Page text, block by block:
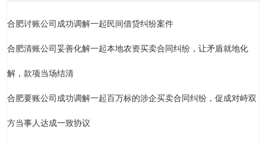
合肥讨账公司成功调解一起民间借贷纠纷案件
合肥清账公司妥善化解一起本地农资买卖合同纠纷，让矛盾就地化
解，款项当场结清
合肥要账公司成功调解一起百万标的涉企买卖合同纠纷，促成对峙双
方当事人达成一致协议